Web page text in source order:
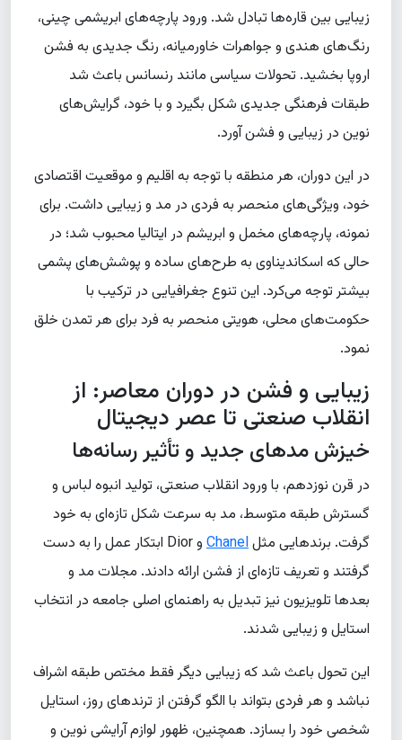
زیبایی بین قاره‌ها تبادل شد. ورود پارچه‌های ابریشمی چینی،
رنگ‌های هندی و جواهرات خاورمیانه، رنگ جدیدی به فشن
اروپا بخشید. تحولات سیاسی مانند رنسانس باعث شد
طبقات فرهنگی جدیدی شکل بگیرد و با خود، گرایش‌های
نوین در زیبایی و فشن آورد.
در این دوران، هر منطقه با توجه به اقلیم و موقعیت اقتصادی
خود، ویژگی‌های منحصر به فردی در مد و زیبایی داشت. برای
نمونه، پارچه‌های مخمل و ابریشم در ایتالیا محبوب شد؛ در
حالی که اسکاندیناوی به طرح‌های ساده و پوشش‌های پشمی
بیشتر توجه می‌کرد. این تنوع جغرافیایی در ترکیب با
حکومت‌های محلی، هویتی منحصر به فرد برای هر تمدن خلق
نمود.
زیبایی و فشن در دوران معاصر: از
انقلاب صنعتی تا عصر دیجیتال
خیزش مدهای جدید و تأثیر رسانه‌ها
در قرن نوزدهم، با ورود انقلاب صنعتی، تولید انبوه لباس و
گسترش طبقه متوسط، مد به سرعت شکل تازه‌ای به خود
گرفت. برندهایی مثلChanel
و Dior ابتکار عمل را به دست
گرفتند و تعریف تازه‌ای از فشن ارائه دادند. مجلات مد و
بعدها تلویزیون نیز تبدیل به راهنمای اصلی جامعه در انتخاب
استایل و زیبایی شدند.
این تحول باعث شد که زیبایی دیگر فقط مختص طبقه اشراف
نباشد و هر فردی بتواند با الگو گرفتن از ترندهای روز، استایل
شخصی خود را بسازد. همچنین، ظهور لوازم آرایشی نوین و